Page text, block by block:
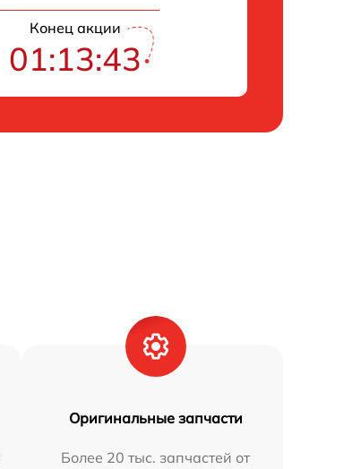
Конец акции
01:13:42
Оригинальные запчасти
Более 20 тыс. запчастей от